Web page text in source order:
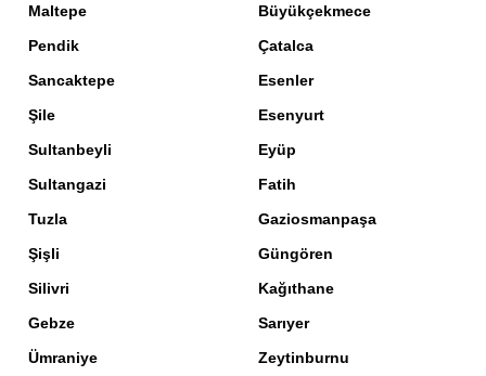
Maltepe
Pendik
Sancaktepe
Şile
Sultanbeyli
Sultangazi
Tuzla
Şişli
Silivri
Gebze
Ümraniye
Büyükçekmece
Çatalca
Esenler
Esenyurt
Eyüp
Fatih
Gaziosmanpaşa
Güngören
Kağıthane
Sarıyer
Zeytinburnu